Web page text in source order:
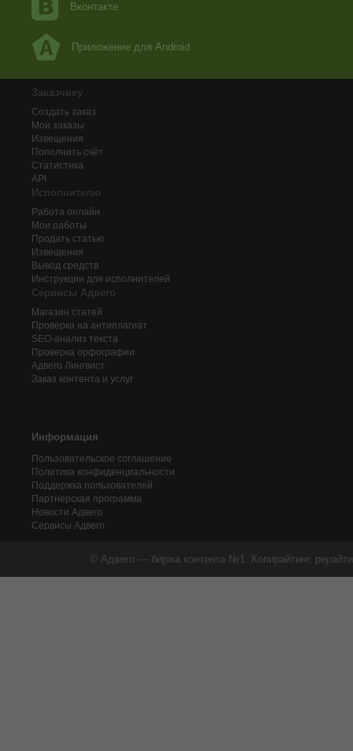
Вконтакте
Приложение для Android
Заказчику
Создать заказ
Мои заказы
Извещения
Пополнить счёт
Статистика
API
Исполнителю
Работа онлайн
Мои работы
Продать статью
Извещения
Вывод средств
Инструкции для исполнителей
Сервисы Адвего
Магазин статей
Проверка на антиплагиат
SEO-анализ текста
Проверка орфографии
Адвего Лингвист
Заказ контента и услуг
Информация
Пользовательское соглашение
Политика конфиденциальности
Поддержка пользователей
Партнерская программа
Новости Адвего
Сервисы Адвего
© Адвего — биржа контента №1. Копирайтинг,